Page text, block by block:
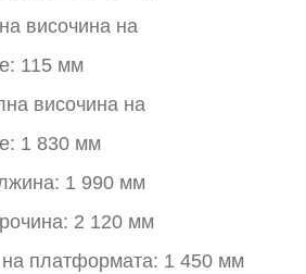
височина на
115 мм
височина на
1 830 мм
1 990 мм
2 120 мм
платформата: 1 450 мм